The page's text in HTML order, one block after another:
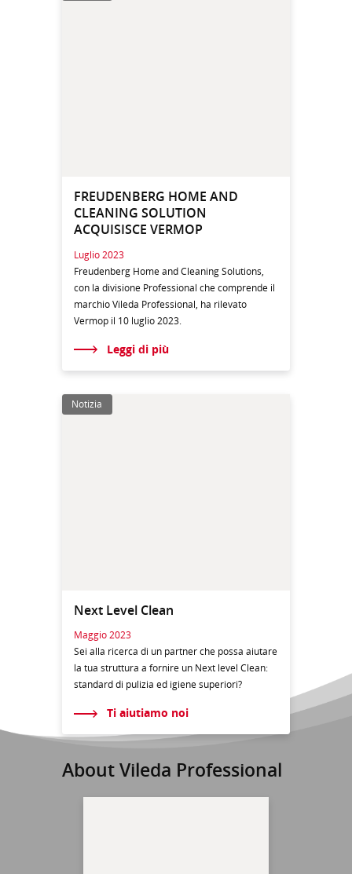
FREUDENBERG HOME AND
CLEANING SOLUTION
ACQUISISCE VERMOP
Luglio 2023
Freudenberg Home and Cleaning Solutions,
con la divisione Professional che comprende il
marchio Vileda Professional, ha rilevato
Vermop il 10 luglio 2023.
Leggi di più
Notizia
Next Level Clean
Maggio 2023
Sei alla ricerca di un partner che possa aiutare
la tua struttura a fornire un Next level Clean:
standard di pulizia ed igiene superiori?
Ti aiutiamo noi
About Vileda Professional